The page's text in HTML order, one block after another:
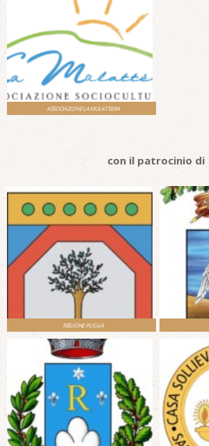
ASSOCIAZIONE LA MULATTIERA
con il patrocinio di
REGIONE PUGLIA